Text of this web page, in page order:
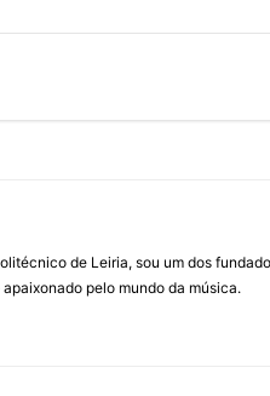
de Leiria, sou um dos
pelo mundo da música.